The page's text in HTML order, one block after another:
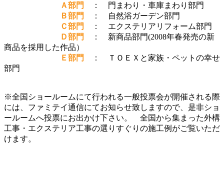
Ａ部門
： 門まわり・車庫まわり部門
Ｂ部門
： 自然浴ガーデン部門
Ｃ部門
： エクステリアリフォーム部門
Ｄ部門
： 新商品部門(2008年春発売の新
商品を採用した作品）
Ｅ部門
： ＴＯＥＸと家族・ペットの幸せ
部門
※全国ショールームにて行われる一般投票会が開催される際
には、ファミテイ通信にてお知らせ致しますので、是非ショ
ールームへ投票にお出かけ下さい。 全国から集まった外構
工事・エクステリア工事の選りすぐりの施工例がご覧いただ
けます。